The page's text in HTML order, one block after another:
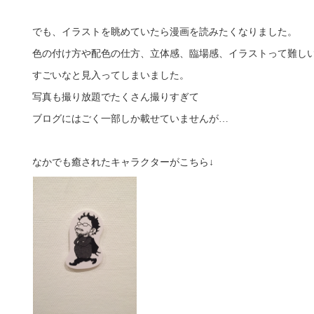
でも、イラストを眺めていたら漫画を読みたくなりました。
色の付け方や配色の仕方、立体感、臨場感、イラストって難し
すごいなと見入ってしまいました。
写真も撮り放題でたくさん撮りすぎて
ブログにはごく一部しか載せていませんが…
なかでも癒されたキャラクターがこちら↓